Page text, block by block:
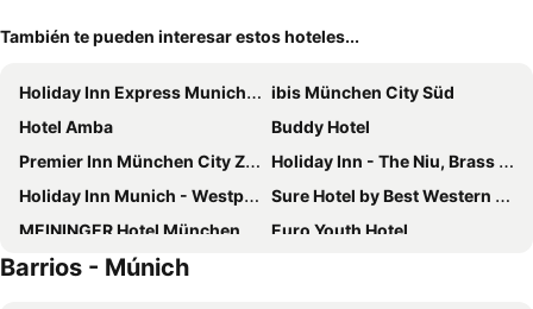
También te pueden interesar estos hoteles...
Holiday Inn Express Munich - City East By Ihg
ibis München City Süd
Hotel Amba
Buddy Hotel
Premier Inn München City Zentrum
Holiday Inn - The Niu, Brass Munich Olympiapark By Ihg
Holiday Inn Munich - Westpark By Ihg
Sure Hotel by Best Western Muenchen Hauptbahnhof
MEININGER Hotel München Zentrum
Euro Youth Hotel
B&B Hotel München-Moosach
Barrios - Múnich